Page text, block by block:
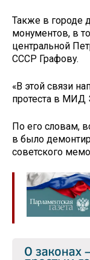
Также в городе
монументов, в
центральной
СССР Графову.
«В этой связи
протеста в МИД
По его словам,
в было
советского